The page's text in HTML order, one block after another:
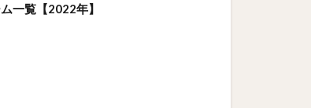
一覧【2022年】